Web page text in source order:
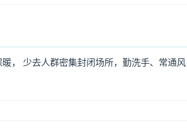
， 少去人群密集封闭场所，勤洗手、常通